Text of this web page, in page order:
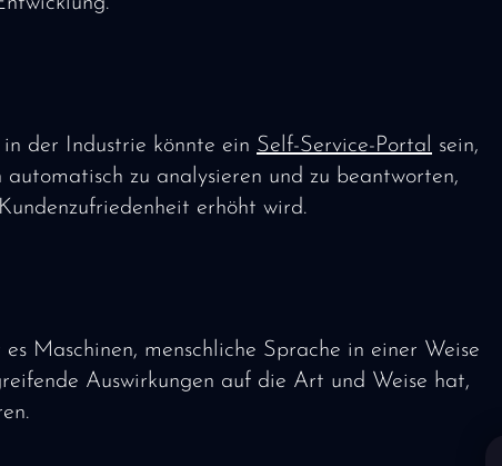
der Industrie könnte ein Self-Service-Portal sein,
zu analysieren und zu beantworten,
erhöht wird.
Maschinen, menschliche Sprache in einer Weise
Auswirkungen auf die Art und Weise hat,